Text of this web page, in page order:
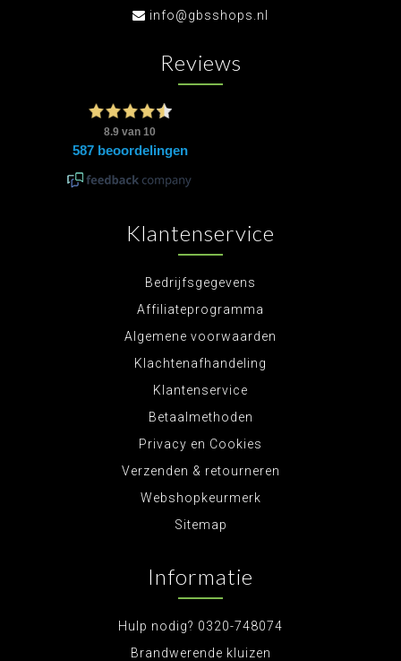
info@gbsshops.nl
Reviews
Klantenservice
Bedrijfsgegevens
Affiliateprogramma
Algemene voorwaarden
Klachtenafhandeling
Klantenservice
Betaalmethoden
Privacy en Cookies
Verzenden & retourneren
Webshopkeurmerk
Sitemap
Informatie
Hulp nodig? 0320-748074
Brandwerende kluizen